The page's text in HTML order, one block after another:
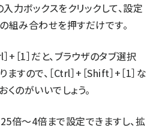
力ボックスをクリックして、設定
組み合わせを押すだけです。
+［1］だと、ブラウザのタブ選択
すので、［Ctrl］+［Shift］+［1］な
くのがいいでしょう。
倍～4倍まで設定できますし、拡